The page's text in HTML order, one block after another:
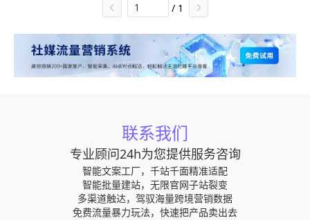
/ 1
联系我们
专业顾问24h为您提供服务咨询
智能文案工厂，千站千面精准适配
智能批量建站，无限官网子站裂变
多渠道触达，驾驭海量跨境营销数据
免费流量暴力玩法，快速把产品卖出去